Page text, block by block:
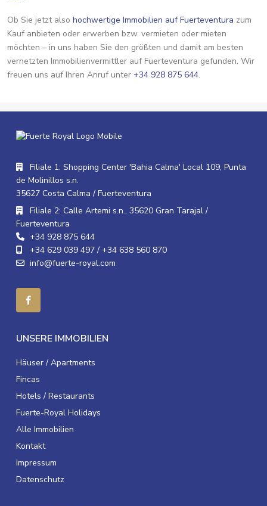
Ob Sie jetzt also hochwertige Immobilien auf Fuerteventura zum
Kauf anbieten oder erwerben bzw. vermieten oder mieten
möchten – in uns haben Sie den größten und damit am besten
vernetzten Immobilienvermittler auf Fuerteventura gefunden. Wir
freuen uns auf Ihren Anruf unter +34 928 875 644.
Filiale 1: Shopping Center 'Bahia Calma' Local 109, Punta
de Molinillos s.n.
35627 Costa Calma / Fuerteventura
Filiale 2: Calle Artemi s.n., 35620 Gran Tarajal /
Fuerteventura
+34 928 875 644
+34 629 039 497 / +34 638 560 870
info@fuerte-royal.com
UNSERE IMMOBILIEN
Häuser / Apartments
Fincas
Hotels / Restaurants
Fuerte-Royal Holidays
Alle Immobilien
Kontakt
Impressum
Datenschutz